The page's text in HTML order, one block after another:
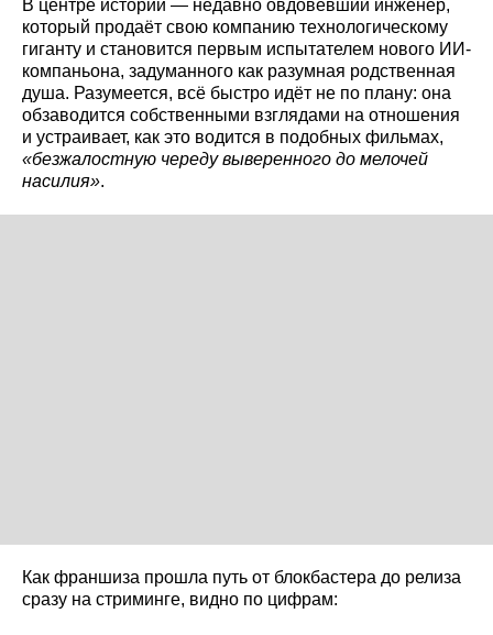
В центре истории — недавно овдовевший инженер,
который продаёт свою компанию технологическому
гиганту и становится первым испытателем нового ИИ-
компаньона, задуманного как разумная родственная
душа. Разумеется, всё быстро идёт не по плану: она
обзаводится собственными взглядами на отношения
и устраивает, как это водится в подобных фильмах,
«безжалостную череду выверенного до мелочей
насилия».
Как франшиза прошла путь от блокбастера до релиза
сразу на стриминге, видно по цифрам: